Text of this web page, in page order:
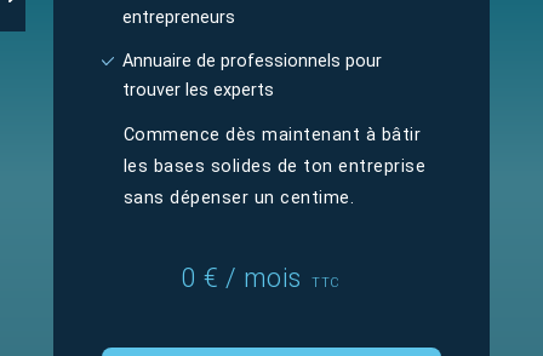
entrepreneurs
Annuaire de professionnels pour
trouver les experts
Commence dès maintenant à bâtir
les bases solides de ton entreprise
sans dépenser un centime.
0 € / mois TTC